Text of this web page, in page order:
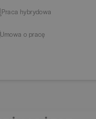
Praca hybrydowa
Umowa o pracę